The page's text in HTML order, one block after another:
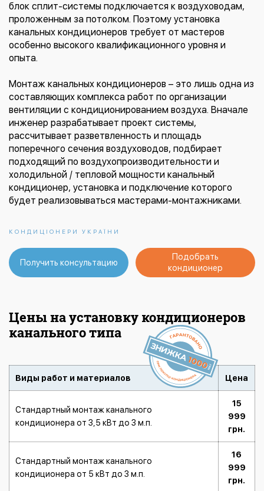
блок сплит-системы подключается к воздуховодам,
проложенным за потолком. Поэтому установка
канальных кондиционеров требует от мастеров
особенно высокого квалификационного уровня и
опыта.
Монтаж канальных кондиционеров – это лишь одна из
составляющих комплекса работ по организации
вентиляции с кондиционированием воздуха. Вначале
инженер разрабатывает проект системы,
рассчитывает разветвленность и площадь
поперечного сечения воздуховодов, подбирает
подходящий по воздухопроизводительности и
холодильной / тепловой мощности канальный
кондиционер, установка и подключение которого
будет реализовываться мастерами-монтажниками.
КОНДИЦІОНЕРИ УКРАЇНИ
Получить консультацию
Подобрать
кондиционер
Цены на установку кондиционеров
канального типа
Виды работ и материалов Цена
Стандартный монтаж канального
кондиционера от 3,5 кВт до 3 м.п.
15
999
грн.
Стандартный монтаж канального
кондиционера от 5 кВт до 3 м.п.
16
999
грн.